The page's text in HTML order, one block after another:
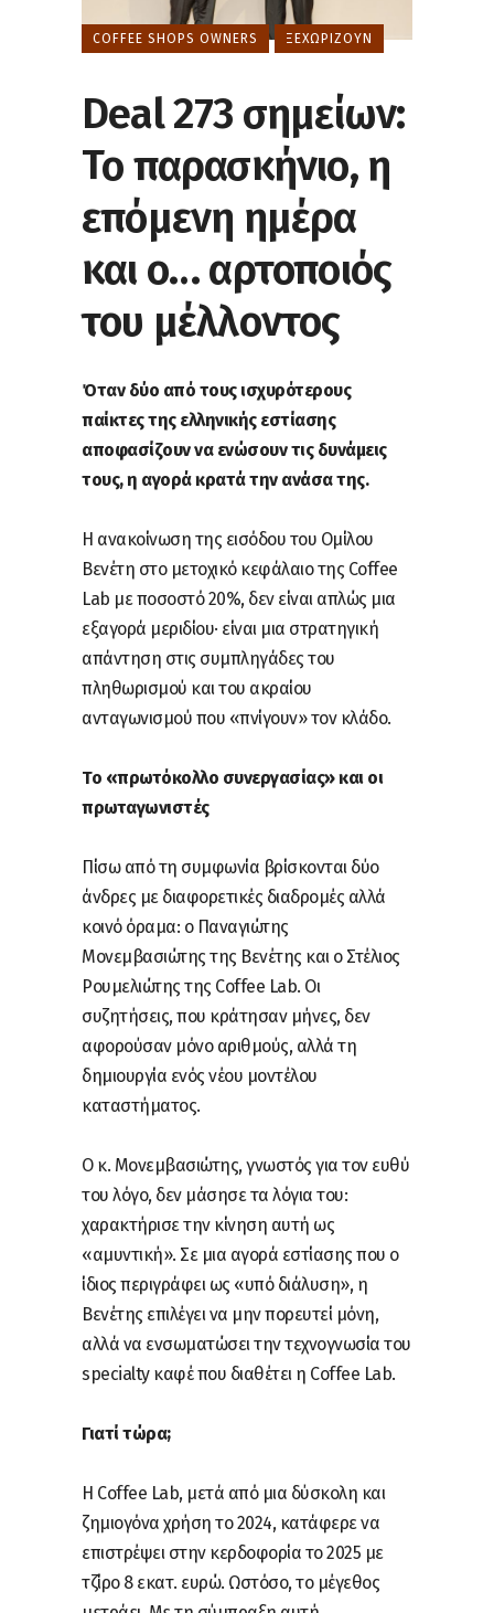
COFFEE SHOPS OWNERS ΞΕΧΩΡΊΖΟΥΝ
Deal 273 σημείων:
Το παρασκήνιο, η
επόμενη ημέρα
και ο… αρτοποιός
του μέλλοντος
Όταν δύο από τους ισχυρότερους
παίκτες της ελληνικής εστίασης
αποφασίζουν να ενώσουν τις δυνάμεις
τους, η αγορά κρατά την ανάσα της.
Η ανακοίνωση της εισόδου του Ομίλου
Βενέτη στο μετοχικό κεφάλαιο της Coffee
Lab με ποσοστό 20%, δεν είναι απλώς μια
εξαγορά μεριδίου· είναι μια στρατηγική
απάντηση στις συμπληγάδες του
πληθωρισμού και του ακραίου
ανταγωνισμού που «πνίγουν» τον κλάδο.
Το «πρωτόκολλο συνεργασίας» και οι
πρωταγωνιστές
Πίσω από τη συμφωνία βρίσκονται δύο
άνδρες με διαφορετικές διαδρομές αλλά
κοινό όραμα: ο Παναγιώτης
Μονεμβασιώτης της Βενέτης και ο Στέλιος
Ρουμελιώτης της Coffee Lab. Οι
συζητήσεις, που κράτησαν μήνες, δεν
αφορούσαν μόνο αριθμούς, αλλά τη
δημιουργία ενός νέου μοντέλου
καταστήματος.
Ο κ. Μονεμβασιώτης, γνωστός για τον ευθύ
του λόγο, δεν μάσησε τα λόγια του:
χαρακτήρισε την κίνηση αυτή ως
«αμυντική». Σε μια αγορά εστίασης που ο
ίδιος περιγράφει ως «υπό διάλυση», η
Βενέτης επιλέγει να μην πορευτεί μόνη,
αλλά να ενσωματώσει την τεχνογνωσία του
specialty καφέ που διαθέτει η Coffee Lab.
Γιατί τώρα;
Η Coffee Lab, μετά από μια δύσκολη και
ζημιογόνα χρήση το 2024, κατάφερε να
επιστρέψει στην κερδοφορία το 2025 με
τζίρο 8 εκατ. ευρώ. Ωστόσο, το μέγεθος